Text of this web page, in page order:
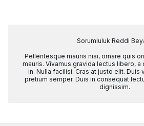
Sorumluluk Reddi
Pellentesque mauris nisi, ornare quis
mauris. Vivamus gravida lectus libero,
in. Nulla facilisi. Cras at justo elit. Duis
pretium semper. Duis in consequat
dignissim.